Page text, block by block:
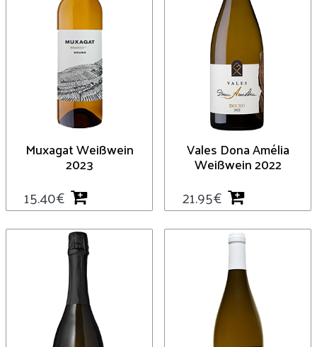
Muxagat Weißwein
2023
15.40€
Vales Dona Amélia
Weißwein 2022
21.95€